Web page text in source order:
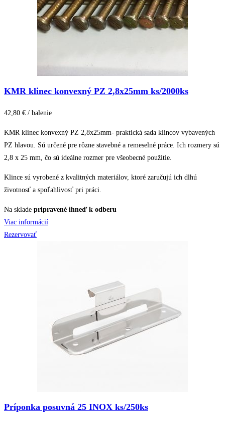
KMR klinec konvexný PZ 2,8x25mm ks/2000ks
42,80 € / balenie
KMR klinec konvexný PZ 2,8x25mm- praktická sada klincov vybavených
PZ hlavou. Sú určené pre rôzne stavebné a remeselné práce. Ich rozmery sú
2,8 x 25 mm, čo sú ideálne rozmer pre všeobecné použitie.
Klince sú vyrobené z kvalitných materiálov, ktoré zaručujú ich dlhú
životnosť a spoľahlivosť pri práci.
Na sklade pripravené ihneď k odberu
Viac informácií
Rezervovať
Príponka posuvná 25 INOX ks/250ks